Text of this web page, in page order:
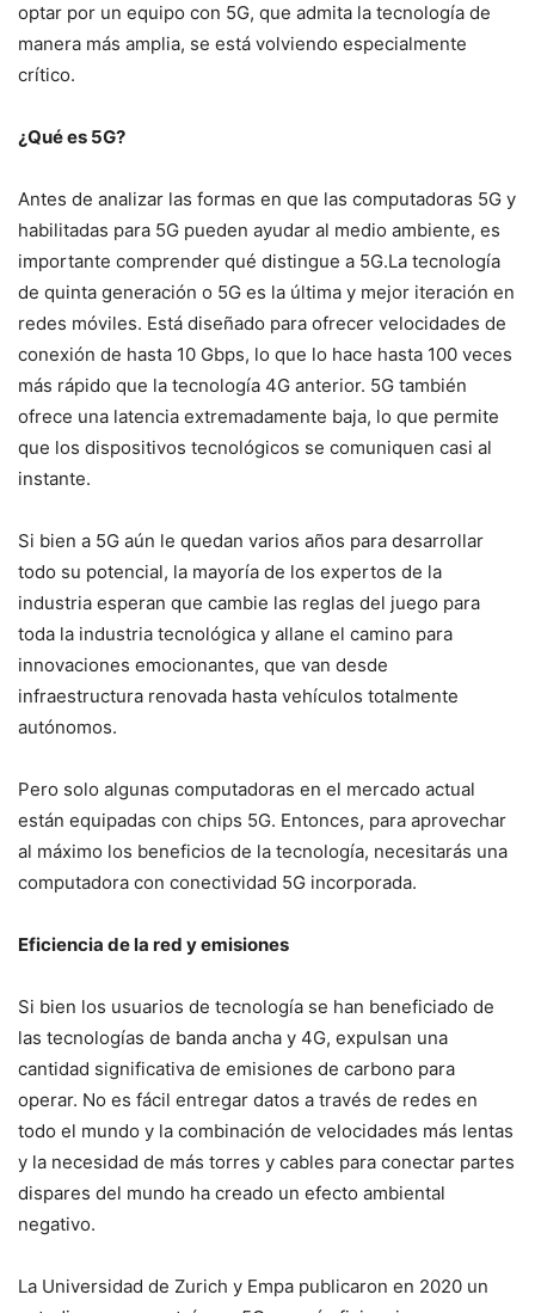
optar por un equipo con 5G, que admita la tecnología de
manera más amplia, se está volviendo especialmente
crítico.
¿Qué es 5G?
Antes de analizar las formas en que las computadoras 5G y
habilitadas para 5G pueden ayudar al medio ambiente, es
importante comprender qué distingue a 5G.La tecnología
de quinta generación o 5G es la última y mejor iteración en
redes móviles. Está diseñado para ofrecer velocidades de
conexión de hasta 10 Gbps, lo que lo hace hasta 100 veces
más rápido que la tecnología 4G anterior. 5G también
ofrece una latencia extremadamente baja, lo que permite
que los dispositivos tecnológicos se comuniquen casi al
instante.
Si bien a 5G aún le quedan varios años para desarrollar
todo su potencial, la mayoría de los expertos de la
industria esperan que cambie las reglas del juego para
toda la industria tecnológica y allane el camino para
innovaciones emocionantes, que van desde
infraestructura renovada hasta vehículos totalmente
autónomos.
Pero solo algunas computadoras en el mercado actual
están equipadas con chips 5G. Entonces, para aprovechar
al máximo los beneficios de la tecnología, necesitarás una
computadora con conectividad 5G incorporada.
Eficiencia de la red y emisiones
Si bien los usuarios de tecnología se han beneficiado de
las tecnologías de banda ancha y 4G, expulsan una
cantidad significativa de emisiones de carbono para
operar. No es fácil entregar datos a través de redes en
todo el mundo y la combinación de velocidades más lentas
y la necesidad de más torres y cables para conectar partes
dispares del mundo ha creado un efecto ambiental
negativo.
La Universidad de Zurich y Empa publicaron en 2020 un